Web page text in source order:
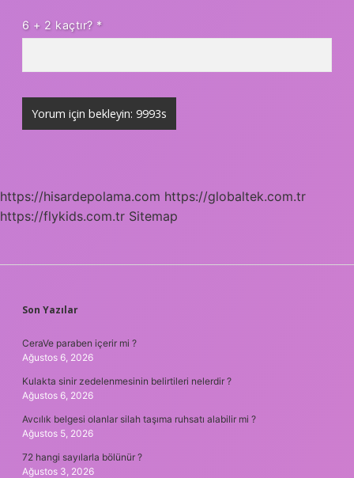
6 + 2 kaçtır? *
https://hisardepolama.com https://globaltek.com.tr
https://flykids.com.tr Sitemap
SIDEBAR
Son Yazılar
CeraVe paraben içerir mi ?
Ağustos 6, 2026
Kulakta sinir zedelenmesinin belirtileri nelerdir ?
Ağustos 6, 2026
Avcılık belgesi olanlar silah taşıma ruhsatı alabilir mi ?
Ağustos 5, 2026
72 hangi sayılarla bölünür ?
Ağustos 3, 2026